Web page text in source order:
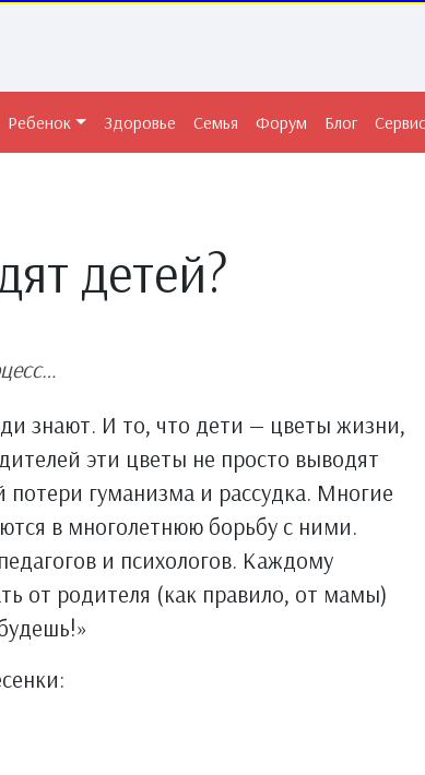
Ребенок Здоровье Семья Форум Блог
детей?
знают. И то, что дети — цветы жизни,
эти цветы не просто выводят
гуманизма и рассудка. Многие
в многолетнюю борьбу с ними.
и психологов. Каждому
от родителя (как правило, от мамы)